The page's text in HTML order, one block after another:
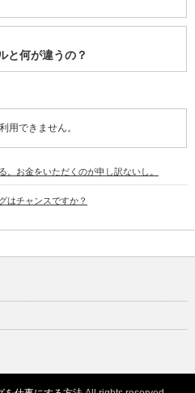
と何が違うの？
用できません。
。お金をいただくのが申し訳ないし。
はチャンスですか？